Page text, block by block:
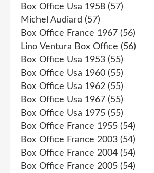
Box Office Usa 1958 (57)
Michel Audiard (57)
Box Office France 1967 (56)
Lino Ventura Box Office (56)
Box Office Usa 1953 (55)
Box Office Usa 1960 (55)
Box Office Usa 1962 (55)
Box Office Usa 1967 (55)
Box Office Usa 1975 (55)
Box Office France 1955 (54)
Box Office France 2003 (54)
Box Office France 2004 (54)
Box Office France 2005 (54)